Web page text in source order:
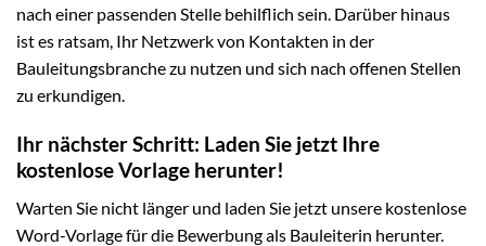
nach einer passenden Stelle behilflich sein. Darüber hinaus
ist es ratsam, Ihr Netzwerk von Kontakten in der
Bauleitungsbranche zu nutzen und sich nach offenen Stellen
zu erkundigen.
Ihr nächster Schritt: Laden Sie jetzt Ihre
kostenlose Vorlage herunter!
Warten Sie nicht länger und laden Sie jetzt unsere kostenlose
Word-Vorlage für die Bewerbung als Bauleiterin herunter.